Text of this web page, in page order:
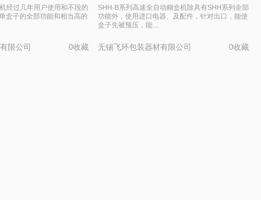
经过几年用户使用和不段的
盒子的全部功能和相当高的
限公司 0收藏
SHH-B系列高速全自动糊盒机除具有SHH系列全部
功能外，使用进口电器、及配件，针对出口，能使
盒子先被预压，能…
无锡飞环包装器材有限公司 0收藏